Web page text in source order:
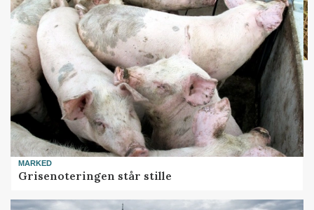
MARKED
Grisenoteringen står stille